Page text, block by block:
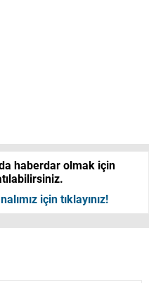
haberdar olmak için
için tıklayınız!